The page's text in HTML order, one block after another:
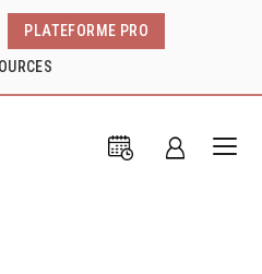
PLATEFORME PRO